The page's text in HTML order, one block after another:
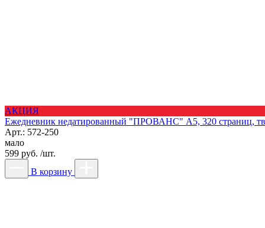
АКЦИЯ
Ежедневник недатированный "ПРОВАНС" А5, 320 страниц,
Арт.: 572-250
мало
599 руб. /шт.
В корзину